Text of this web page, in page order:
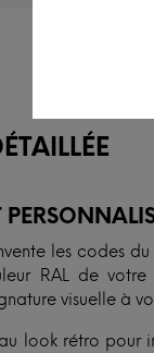
les codes
RAL de
visuelle à
look rétro pour